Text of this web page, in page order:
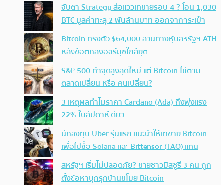
จับตา Strategy ส่อแววเทขายรอบ 4 ? โอน 1,030
BTC มูลค่าทะลุ 2 พันล้านบาท ออกจากกระเป๋า
Bitcoin ทรงตัว $64,000 สวนทางหุ้นสหรัฐฯ ATH
หลังข้อตกลงฮอร์มุซใกล้ยุติ
S&P 500 ทำจุดสูงสุดใหม่ แต่ Bitcoin ไม่ตาม
ตลาดเปลี่ยน หรือ คนเปลี่ยน?
3 เหตุผลทำไมราคา Cardano (Ada) ถึงพุ่งแรง
22% ในสัปดาห์เดียว
นักลงทุน Uber รุ่นแรก แนะนำให้เทขาย Bitcoin
เพื่อไปซื้อ Solana และ Bittensor (TAO) แทน
สหรัฐฯ เริ่มไม่ปลอดภัย? ชายชาวมิสซูรี 3 คน ถูก
ตั้งข้อหาบุกรุกบ้านขโมย Bitcoin